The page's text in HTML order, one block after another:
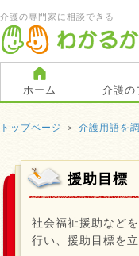
介護の専門家に相談できる
ホーム 介護の
トップページ ＞ 介護用語を
援助目標
社会福祉援助など
行い、援助目標を